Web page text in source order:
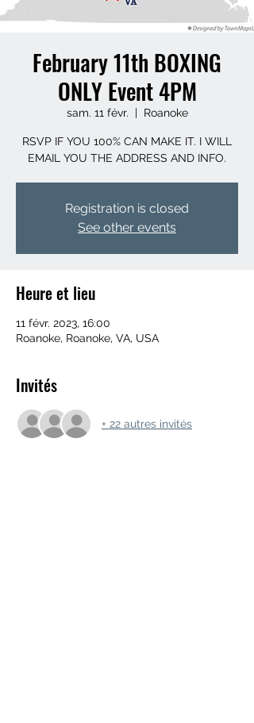
February 11th BOXING
ONLY Event 4PM
sam. 11 févr.
  |
Roanoke
RSVP IF YOU 100% CAN MAKE IT. I WILL
EMAIL YOU THE ADDRESS AND INFO.
Registration is closed
See other events
Heure et lieu
11 févr. 2023, 16:00
Roanoke, Roanoke, VA, USA
Invités
+ 22 autres invités